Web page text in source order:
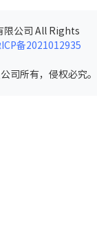
限公司 All Rights
备2021012935
司所有，侵权必究。